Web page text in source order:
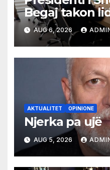
Begaj takon
shqiptare në
AUG 6, 2026
AKTUALITET OPINIONE
Njerka pa ujë
AUG 5, 2026